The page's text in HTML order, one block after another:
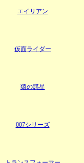
エイリアン
仮面ライダー
猿の惑星
007シリーズ